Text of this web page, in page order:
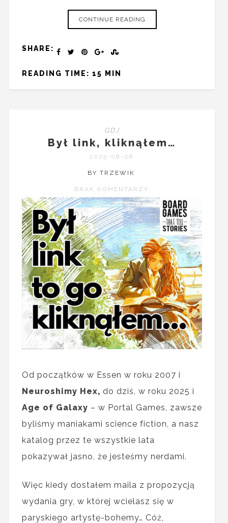
CONTINUE READING
SHARE:
READING TIME: 15 MIN
GDJ
Był link, kliknąłem…
2025-08-08
BY TRZEWIK
BRAK KOMENTARZY
Od początków w Essen w roku 2007 i
Neuroshimy Hex, do dziś, w roku 2025 i
Age of Galaxy – w Portal Games, zawsze
byliśmy maniakami science fiction, a nasz
katalog przez te wszystkie lata
pokazywał jasno, że jesteśmy nerdami.
Więc kiedy dostałem maila z propozycją
wydania gry, w której wcielasz się w
paryskiego artystę-bohemy… Cóż,